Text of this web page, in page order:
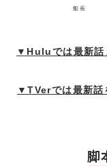
船長
▼Huluでは最新話
▼TVerでは最新話
脚